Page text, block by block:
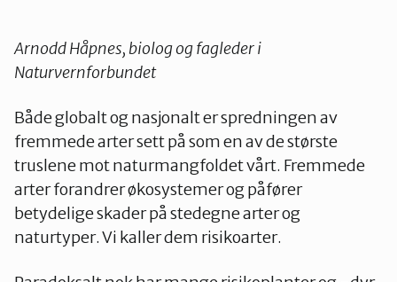
Arnodd Håpnes, biolog og fagleder i
Naturvernforbundet
Både globalt og nasjonalt er spredningen av
fremmede arter sett på som en av de største
truslene mot naturmangfoldet vårt. Fremmede
arter forandrer økosystemer og påfører
betydelige skader på stedegne arter og
naturtyper. Vi kaller dem risikoarter.